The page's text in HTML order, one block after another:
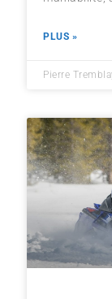
PLUS »
Pierre